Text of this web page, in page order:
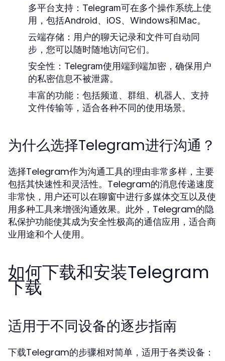
多平台支持： Telegram可在多个操作系统上使
用，包括Android、iOS、Windows和Mac。
云端存储： 用户的聊天记录和文件可自动同
步，您可以随时随地访问它们。
安全性： Telegram使用端到端加密，确保用户
的私密信息不被泄露。
丰富的功能： 包括频道、群组、机器人、支持
文件传输等，适合各种不同的使用场景。
为什么选择Telegram进行沟通？
选择Telegram作为沟通工具的理由非常多样，主要
包括其快速性和灵活性。Telegram的消息传递速度
非常快，用户还可以在聊窗中进行多媒体交互以及使
用多种工具来增强沟通效果。此外，Telegram的隐
私保护功能使其成为安全性极高的通信应用，适合商
业用途和个人使用。
如何下载和安装Telegram
下载
适用于不同设备的逐步指南
下载Telegram的步骤相对简单，适用于各类设备：